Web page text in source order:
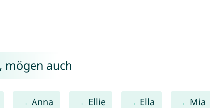
mögen auch
Anna Ellie Ella Mia